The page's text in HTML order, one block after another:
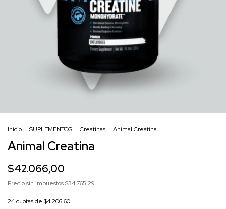
Inicio . SUPLEMENTOS . Creatinas . Animal Creatina
Animal Creatina
$42.066,00
Precio sin impuestos$34.765,29
24cuotas de $4.206,60